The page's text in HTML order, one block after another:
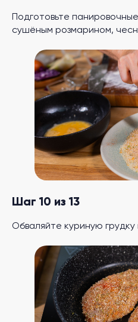
Подготовьте
сушёным розмарином,
Шаг 10 из 13
Обваляйте куриную грудку